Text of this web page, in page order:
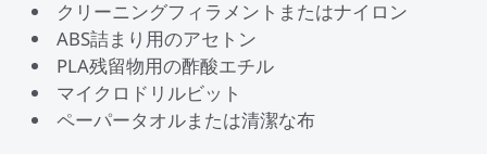
クリーニングフィラメントまたはナイロン
ABS詰まり用のアセトン
PLA残留物用の酢酸エチル
マイクロドリルビット
ペーパータオルまたは清潔な布